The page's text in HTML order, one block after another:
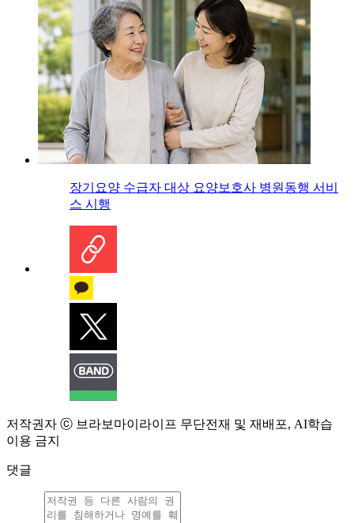
장기요양 수급자 대상 요양보호사 병원동행 서비
스 시행
저작권자 ⓒ 브라보마이라이프 무단전재 및 재배포, AI학습
이용 금지
댓글